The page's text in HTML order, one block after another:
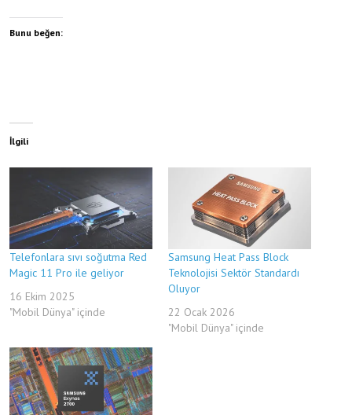
Bunu beğen:
İlgili
Telefonlara sıvı soğutma Red
Magic 11 Pro ile geliyor
16 Ekim 2025
"Mobil Dünya" içinde
Samsung Heat Pass Block
Teknolojisi Sektör Standardı
Oluyor
22 Ocak 2026
"Mobil Dünya" içinde